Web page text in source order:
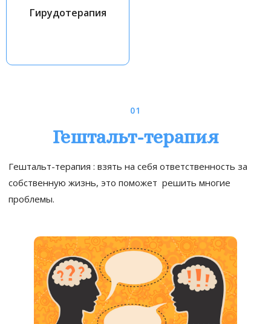
Гирудотерапия
01
Гештальт-терапия
Гештальт-терапия : взять на себя ответственность за
собственную жизнь, это поможет решить многие
проблемы.